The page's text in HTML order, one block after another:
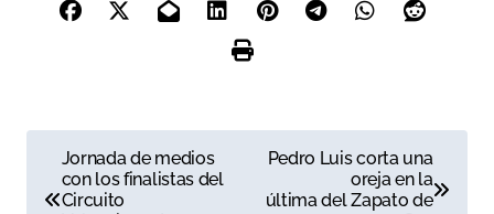
a
Jornada de medios
con los finalistas del
Circuito
Pedro Luis corta una
oreja en la
última del Zapato de